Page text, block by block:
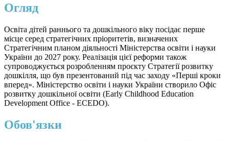
Огляд
Освіта дітей раннього та дошкільного віку посідає перше
місце серед стратегічних пріоритетів, визначених
Стратегічним планом діяльності Міністерства освіти і науки
України до 2027 року. Реалізація цієї реформи також
супроводжується розробленням проєкту Стратегії розвитку
дошкілля, що був презентований під час заходу «Перші кроки
вперед». Міністерство освіти і науки України створило Офіс
розвитку дошкільної освіти (Early Childhood Education
Development Office - ECEDO).
Обов'язки